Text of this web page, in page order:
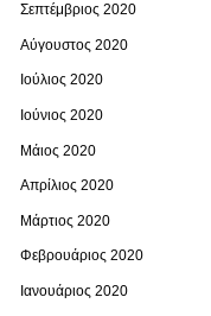
Σεπτέμβριος 2020
Αύγουστος 2020
Ιούλιος 2020
Ιούνιος 2020
Μάιος 2020
Απρίλιος 2020
Μάρτιος 2020
Φεβρουάριος 2020
Ιανουάριος 2020